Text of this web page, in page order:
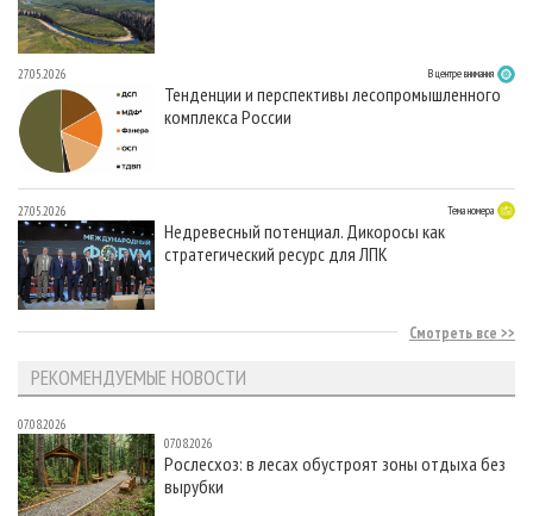
27.05.2026 В центре внимания
Тенденции и перспективы лесопромышленного
комплекса России
27.05.2026 Тема номера
Недревесный потенциал. Дикоросы как
стратегический ресурс для ЛПК
Смотреть все
РЕКОМЕНДУЕМЫЕ НОВОСТИ
07.08.2026
07.08.2026
Рослесхоз: в лесах обустроят зоны отдыха без
вырубки